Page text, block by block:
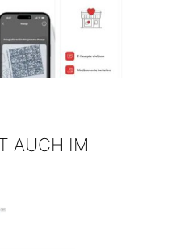
AUCH IM